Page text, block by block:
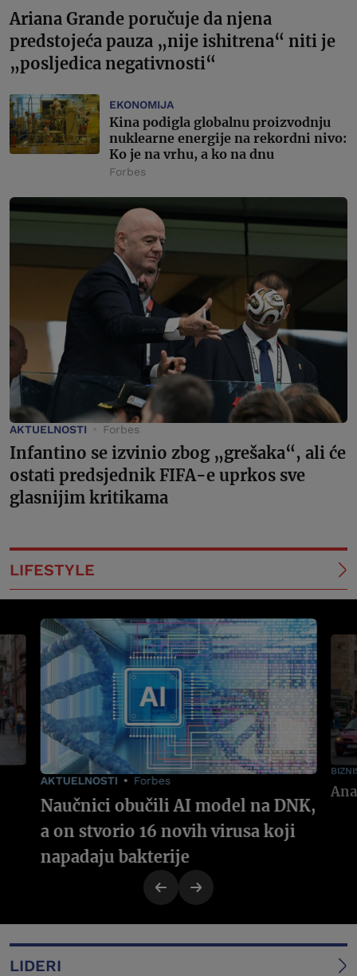
Ariana Grande poručuje da njena
predstojeća pauza „nije ishitrena“ niti je
„posljedica negativnosti“
EKONOMIJA
Kina podigla globalnu proizvodnju
nuklearne energije na rekordni nivo:
Ko je na vrhu, a ko na dnu
Forbes
AKTUELNOSTI Forbes
Infantino se izvinio zbog „grešaka“, ali će
ostati predsjednik FIFA-e uprkos sve
glasnijim kritikama
LIFESTYLE
AKTUELNOSTI Forbes
Naučnici obučili AI model na DNK,
a on stvorio 16 novih virusa koji
napadaju bakterije
LIDERI